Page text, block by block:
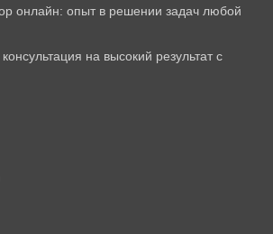
онлайн: опыт в решении задач любой
на высокий результат с